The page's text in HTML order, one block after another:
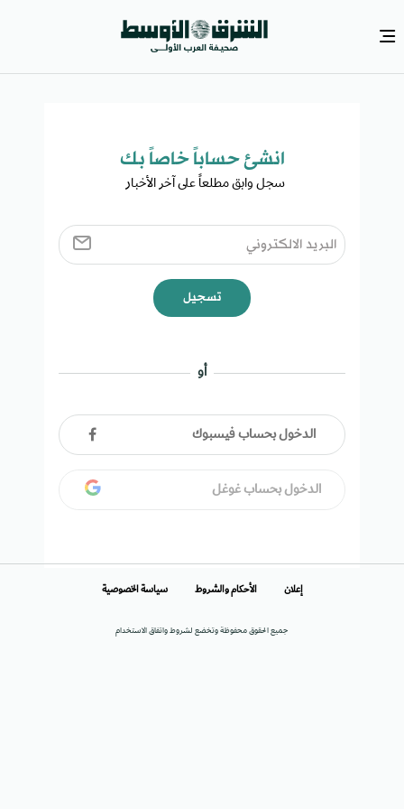
انشئ حساباً خاصاً بك​
سجل وابق مطلعاً على آخر الأخبار ​
تسجيل
أو
الدخول بحساب فيسبوك
الدخول بحساب غوغل
جميع الحقوق محفوظة وتخضع لشروط واتفاق الاستخدام
إعلان الأحكام والشروط سياسة الخصوصية